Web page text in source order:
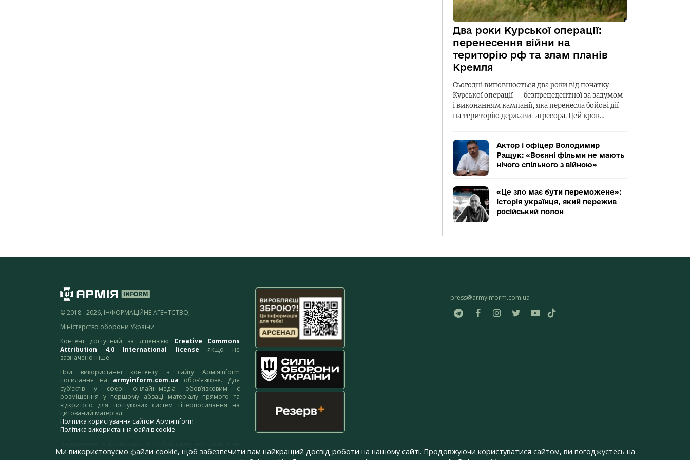
Два роки Курської операції:
перенесення війни на
територію рф та злам планів
Кремля
Сьогодні виповнюється два роки від початку
Курської операції — безпрецедентної за задумом
і виконанням кампанії, яка перенесла бойові дії
на територію держави-агресора. Цей крок…
Актор і офіцер Володимир
Ращук: «Воєнні фільми не мають
нічого спільного з війною»
«Це зло має бути переможене»:
історія українця, який пережив
російський полон
© 2018 - 2026, ІНФОРМАЦІЙНЕ АГЕНТСТВО,
Міністерство оборони України
Контент доступний за ліцензією Creative Commons
Attribution 4.0 International license якщо не
зазначено інше.
При використанні контенту з сайту АрміяInform
посилання на armyinform.com.ua обов’язкове. Для
суб’єктів у сфері онлайн-медіа обов’язковим є
розміщення у першому абзаці матеріалу прямого та
відкритого для пошукових систем гіперпосилання на
цитований матеріал.
Політика користування сайтом АрміяInform
Політика використання файлів cookie
адресу:webmaster@armyinform.com.ua
press@armyinform.com.ua
Ми використовуємо файли cookie, щоб забезпечити вам найкращий досвід роботи на нашому сайті. Продовжуючи користуватися сайтом, ви погоджуєтесь на